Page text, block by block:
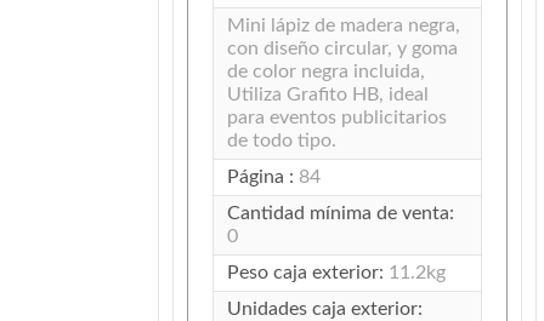
Mini lápiz de madera negra,
con diseño circular, y goma
de color negra incluida,
Utiliza Grafito HB, ideal
para eventos publicitarios
de todo tipo.
Página : 84
Cantidad mínima de venta:
0
Peso caja exterior: 11.2kg
Unidades caja exterior: